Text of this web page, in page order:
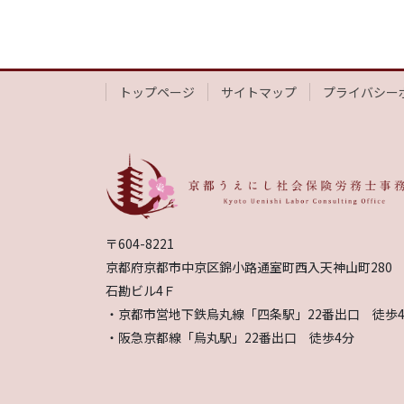
トップページ サイトマップ プライバシー
〒604-8221
京都府京都市中京区錦小路通室町西入天神山町280
石勘ビル4Ｆ
・京都市営地下鉄烏丸線「四条駅」22番出口 徒歩
・阪急京都線「烏丸駅」22番出口 徒歩4分